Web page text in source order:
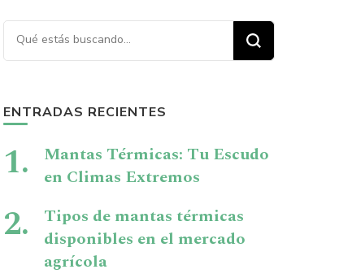
¿Buscas algo?
ENTRADAS RECIENTES
Mantas Térmicas: Tu Escudo
en Climas Extremos
Tipos de mantas térmicas
disponibles en el mercado
agrícola